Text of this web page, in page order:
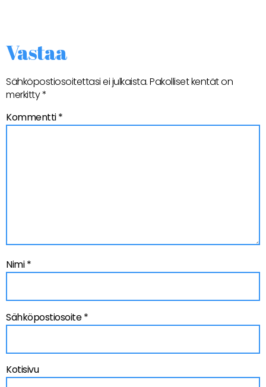
Vastaa
Sähköpostiosoitettasi ei julkaista.Pakolliset kentät on
merkitty*
Kommentti*
Nimi*
Sähköpostiosoite*
Kotisivu